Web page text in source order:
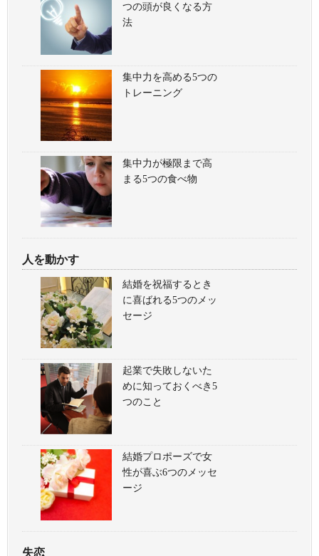
つの頭が良くなる方
法
集中力を高める5つの
トレーニング
集中力が極限まで高
まる5つの食べ物
人を動かす
結婚を祝福するとき
に喜ばれる5つのメッ
セージ
起業で失敗しないた
めに知っておくべき5
つのこと
結婚プロポーズで女
性が喜ぶ6つのメッセ
ージ
失恋